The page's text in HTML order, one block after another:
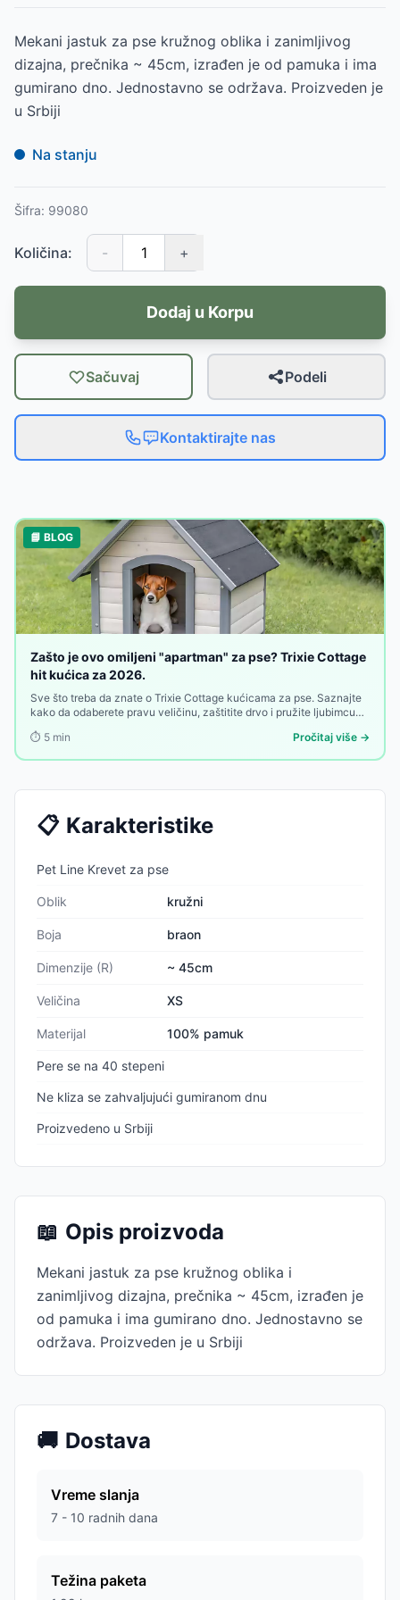
Mekani jastuk za pse kružnog oblika i zanimljivog
dizajna, prečnika ~ 45cm, izrađen je od pamuka i ima
gumirano dno. Jednostavno se održava. Proizveden je
u Srbiji
Na stanju
Šifra: 99080
Količina: - +
Dodaj u Korpu
Sačuvaj Podeli
Kontaktirajte nas
📘 BLOG
Zašto je ovo omiljeni "apartman" za pse? Trixie Cottage
hit kućica za 2026.
Sve što treba da znate o Trixie Cottage kućicama za pse. Saznajte
kako da odaberete pravu veličinu, zaštitite drvo i pružite ljubimcu
⏱️ 5 min Pročitaj više →
📋 Karakteristike
Pet Line Krevet za pse
Oblik kružni
Boja braon
Dimenzije (R) ~ 45cm
Veličina XS
Materijal 100% pamuk
Pere se na 40 stepeni
Ne kliza se zahvaljujući gumiranom dnu
Proizvedeno u Srbiji
📖 Opis proizvoda
Mekani jastuk za pse kružnog oblika i
zanimljivog dizajna, prečnika ~ 45cm, izrađen je
od pamuka i ima gumirano dno. Jednostavno se
održava. Proizveden je u Srbiji
🚚 Dostava
Vreme slanja
7 - 10 radnih dana
Težina paketa